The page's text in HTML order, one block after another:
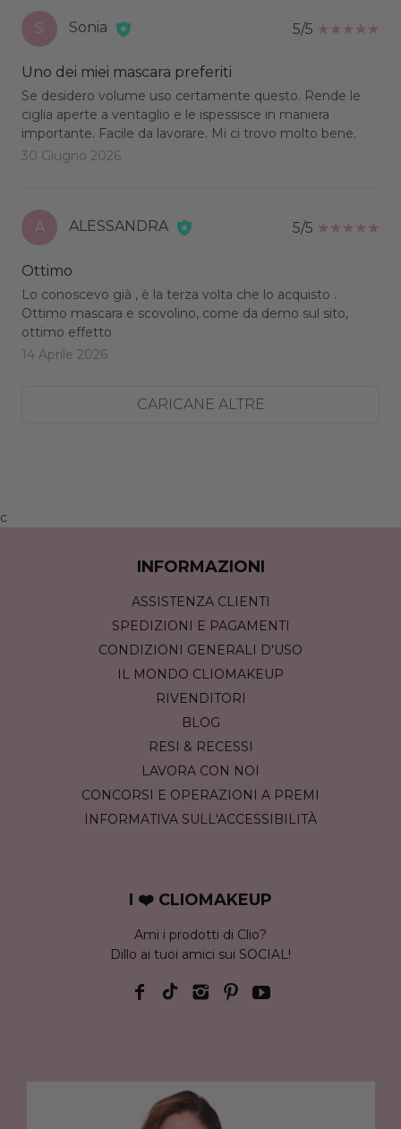
S Sonia 5/5
Uno dei miei mascara preferiti
Se desidero volume uso certamente questo. Rende le
ciglia aperte a ventaglio e le ispessisce in maniera
importante. Facile da lavorare. Mi ci trovo molto bene.
30 Giugno 2026
A ALESSANDRA 5/5
Ottimo
Lo conoscevo già , è la terza volta che lo acquisto .
Ottimo mascara e scovolino, come da demo sul sito,
ottimo effetto
14 Aprile 2026
CARICANE ALTRE
c
INFORMAZIONI
ASSISTENZA CLIENTI
SPEDIZIONI E PAGAMENTI
CONDIZIONI GENERALI D'USO
IL MONDO CLIOMAKEUP
RIVENDITORI
BLOG
RESI & RECESSI
LAVORA CON NOI
CONCORSI E OPERAZIONI A PREMI
INFORMATIVA SULL'ACCESSIBILITÀ
I ❤️ CLIOMAKEUP
Ami i prodotti di Clio?
Dillo ai tuoi amici sui SOCIAL!